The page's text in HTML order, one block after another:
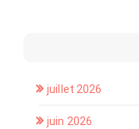
juillet 2026
juin 2026